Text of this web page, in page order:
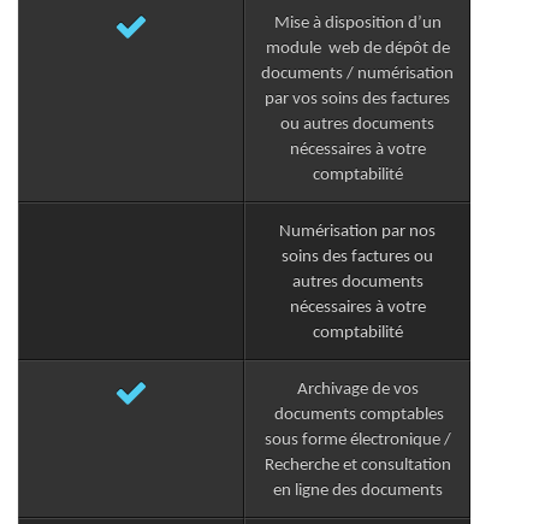
Mise à disposition d’un
module web de dépôt de
documents / numérisation
par vos soins des factures
ou autres documents
nécessaires à votre
comptabilité
Numérisation par nos
soins des factures ou
autres documents
nécessaires à votre
comptabilité
Archivage de vos
documents comptables
sous forme électronique /
Recherche et consultation
en ligne des documents